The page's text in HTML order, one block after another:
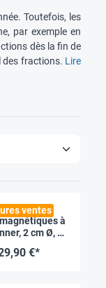
Toutefois, les
par exemple en
dès la fin de
des fractions. Lire
ventes
à
2 cm Ø, 24
€*